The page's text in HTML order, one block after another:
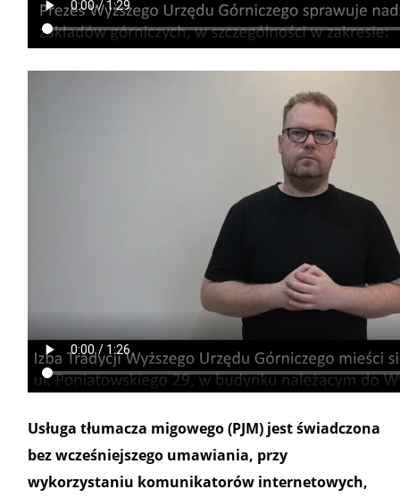
Usługa tłumacza migowego (PJM) jest świadczona
bez wcześniejszego umawiania, przy
wykorzystaniu komunikatorów internetowych,